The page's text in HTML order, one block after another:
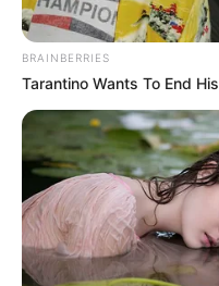
Три кладбища
Харькове: какие
16.04.2025, 11:59